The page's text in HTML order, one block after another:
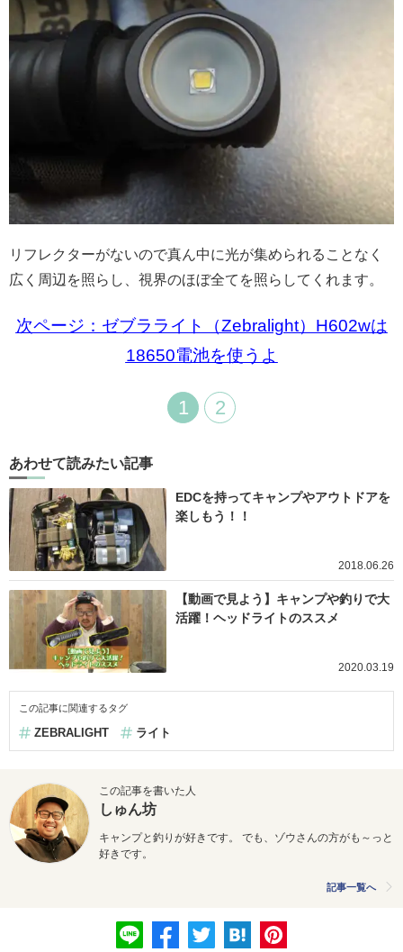
リフレクターがないので真ん中に光が集められることなく
広く周辺を照らし、視界のほぼ全てを照らしてくれます。
次ページ：ゼブラライト（Zebralight）H602wは
18650電池を使うよ
1 2
あわせて読みたい記事
EDCを持ってキャンプやアウトドアを
楽しもう！！
2018.06.26
【動画で見よう】キャンプや釣りで大
活躍！ヘッドライトのススメ
2020.03.19
この記事に関連するタグ
ZEBRALIGHT ライト
この記事を書いた人
しゅん坊
キャンプと釣りが好きです。 でも、ゾウさんの方がも～っと
好きです。
記事一覧へ